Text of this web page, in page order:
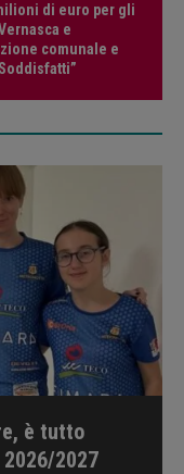
di euro per gli
e
comunale e
è tutto
2027